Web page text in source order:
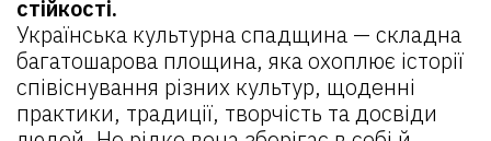
стійкості.
Українська культурна спадщина — складна
багатошарова площина, яка охоплює історії
співіснування різних культур, щоденні
практики, традиції, творчість та досвіди